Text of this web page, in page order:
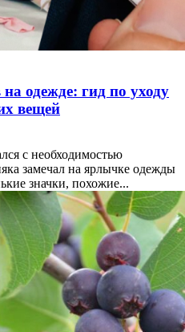
одежде: гид по уходу
вещей
с необходимостью
замечал на ярлычке одежды
значки, похожие...